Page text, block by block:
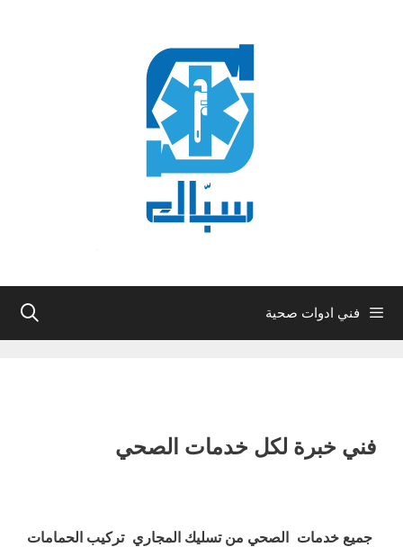
فني ادوات صحية
فني خبرة لكل خدمات الصحي
جميع خدمات الصحي من تسليك المجاري تركيب الحمامات